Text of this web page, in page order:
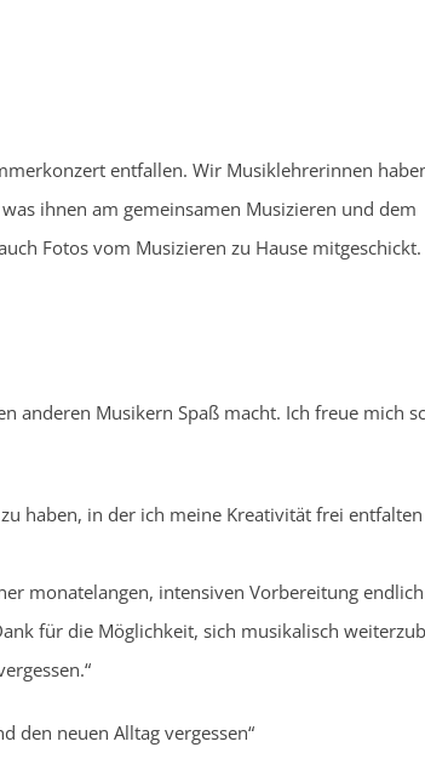
entfallen. Wir Musiklehrerinnen
ihnen am gemeinsamen Musizieren und dem
Fotos vom Musizieren zu Hause mitgeschickt.
anderen Musikern Spaß macht. Ich freue mich
haben, in der ich meine Kreativität frei entfalten
monatelangen, intensiven Vorbereitung
für die Möglichkeit, sich musikalisch
den neuen Alltag vergessen“